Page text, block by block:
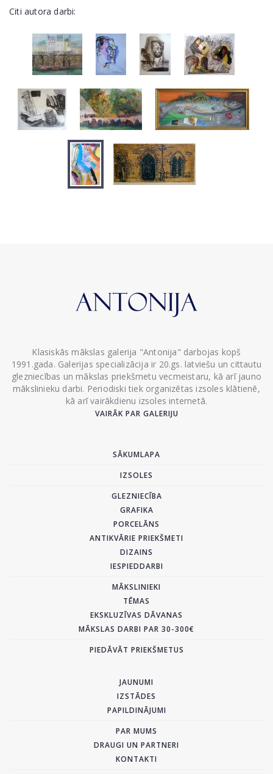
Citi autora darbi:
Klasiskās mākslas galerija "Antonija" darbojas kopš
1991.gada. Galerijas specializācija ir 20.gs. latviešu un cittautu
glezniecības un mākslas priekšmetu vecmeistaru, kā arī jauno
mākslinieku darbi. Periodiski tiek organizētas izsoles klātienē,
kā arī vairākdienu izsoles internetā.
VAIRĀK PAR GALERIJU
SĀKUMLAPA
IZSOLES
GLEZNIECĪBA
GRAFIKA
PORCELĀNS
ANTIKVĀRIE PRIEKŠMETI
DIZAINS
IESPIEDDARBI
MĀKSLINIEKI
TĒMAS
EKSKLUZĪVAS DĀVANAS
MĀKSLAS DARBI PAR 30-300€
PIEDĀVĀT PRIEKŠMETUS
JAUNUMI
IZSTĀDES
PAPILDINĀJUMI
PAR MUMS
DRAUGI UN PARTNERI
KONTAKTI